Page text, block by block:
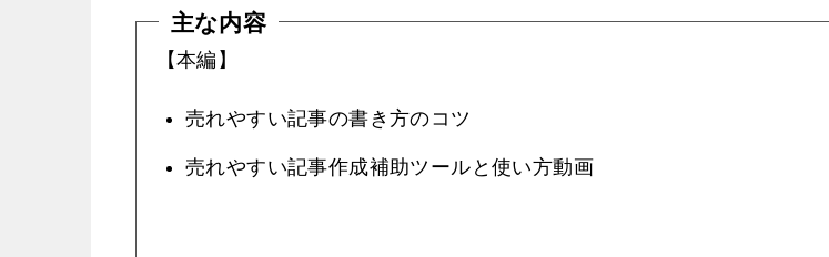
主な内容
【本編】
売れやすい記事の書き方のコツ
売れやすい記事作成補助ツールと使い方動画